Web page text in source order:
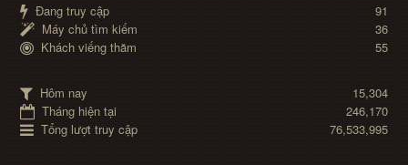
Đang truy cập
91
Máy chủ tìm kiếm
36
Khách viếng thăm
55
Hôm nay
15,304
Tháng hiện tại
246,170
Tổng lượt truy cập
76,533,995